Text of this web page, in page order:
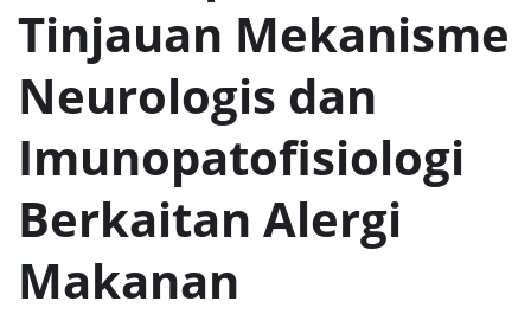
Tinjauan Mekanisme
Neurologis dan
Imunopatofisiologi
Berkaitan Alergi
Makanan